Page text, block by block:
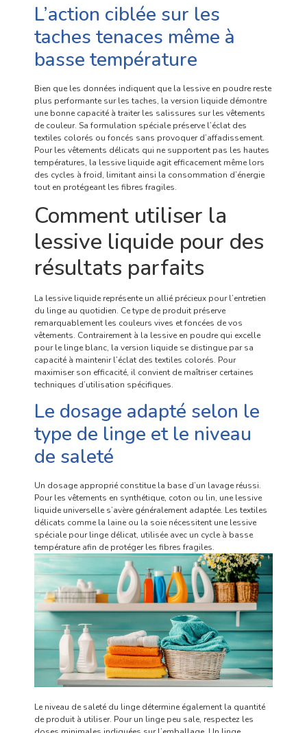
L’action ciblée sur les
taches tenaces même à
basse température
Bien que les données indiquent que la lessive en poudre reste
plus performante sur les taches, la version liquide démontre
une bonne capacité à traiter les salissures sur les vêtements
de couleur. Sa formulation spéciale préserve l’éclat des
textiles colorés ou foncés sans provoquer d’affadissement.
Pour les vêtements délicats qui ne supportent pas les hautes
températures, la lessive liquide agit efficacement même lors
des cycles à froid, limitant ainsi la consommation d’énergie
tout en protégeant les fibres fragiles.
Comment utiliser la
lessive liquide pour des
résultats parfaits
La lessive liquide représente un allié précieux pour l’entretien
du linge au quotidien. Ce type de produit préserve
remarquablement les couleurs vives et foncées de vos
vêtements. Contrairement à la lessive en poudre qui excelle
pour le linge blanc, la version liquide se distingue par sa
capacité à maintenir l’éclat des textiles colorés. Pour
maximiser son efficacité, il convient de maîtriser certaines
techniques d’utilisation spécifiques.
Le dosage adapté selon le
type de linge et le niveau
de saleté
Un dosage approprié constitue la base d’un lavage réussi.
Pour les vêtements en synthétique, coton ou lin, une lessive
liquide universelle s’avère généralement adaptée. Les textiles
délicats comme la laine ou la soie nécessitent une lessive
spéciale pour linge délicat, utilisée avec un cycle à basse
température afin de protéger les fibres fragiles.
Le niveau de saleté du linge détermine également la quantité
de produit à utiliser. Pour un linge peu sale, respectez les